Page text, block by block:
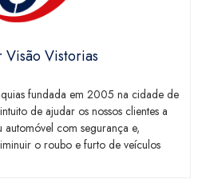
Visão Vistorias
fundada em 2005 na cidade de
de ajudar os nossos clientes a
com segurança e,
o roubo e furto de veículos